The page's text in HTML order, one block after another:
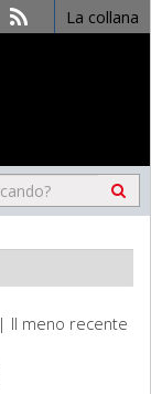
La collana
| Il meno recente